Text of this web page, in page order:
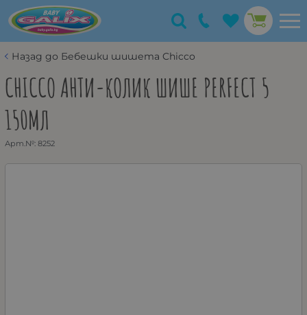
Назад до Бебешки шишета Chicco
CHICCO АНТИ-КОЛИК ШИШЕ PERFECT 5
150МЛ
Арт.№: 8252